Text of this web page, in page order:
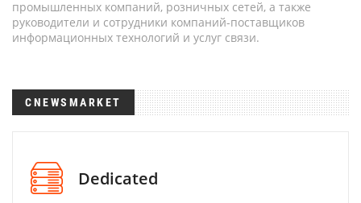
промышленных компаний, розничных сетей, а также
руководители и сотрудники компаний-поставщиков
информационных технологий и услуг связи.
CNEWSMARKET
Dedicated